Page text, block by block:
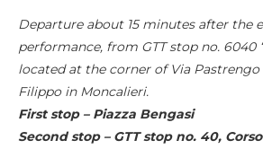
Departure about 15 minutes after the
performance, from GTT stop no. 6040
located at the corner of Via Pastrengo
Filippo in Moncalieri.
First stop – Piazza Bengasi
Second stop – GTT stop no. 40,